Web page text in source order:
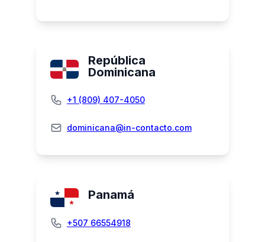
República
Dominicana
+1 (809) 407-4050
dominicana@in-contacto.com
Panamá
+507 66554918